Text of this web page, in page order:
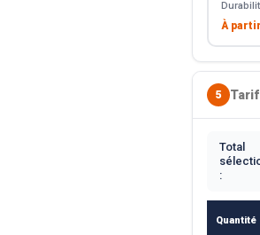
À
5
Total
:
Quantité